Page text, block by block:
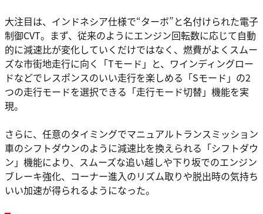
大注目は、インドネシア仕様で“ターボ”と名付けられた電子
制御CVT。まず、従来のようにエンジン回転数に応じて自動
的に減速比が変化していくだけではなく、燃費がよくスムー
ズな市街地走行に向く「Tモード」と、ワインディングロー
ドなどでレスポンスのいい走行を楽しめる「Sモード」の2
つの走行モードを選択できる「走行モード切替」機能を実
現。
さらに、任意のタイミングでマニュアルトランスミッション
車のシフトダウンのように減速比を換えられる「シフトダウ
ン」機能により、スムーズな追い越しや下り坂でのエンジン
ブレーキ強化、コーナー進入のリズム取りや脱出時の気持ち
いい加速が得られるようになった。